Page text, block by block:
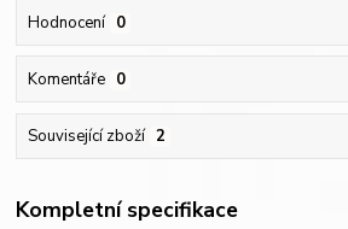
Hodnocení 0
Komentáře 0
Související zboží 2
Kompletní specifikace